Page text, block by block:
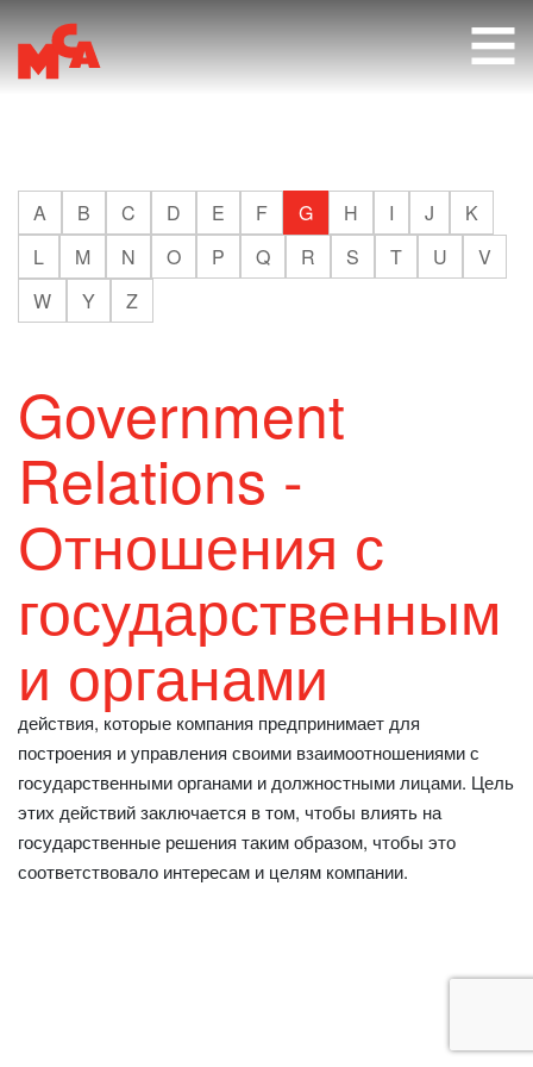
RU
A B C D E F G H I J
K
L
M N O P Q R S T U
V
W
Y Z
Government
Relations -
Отношения с
государственным
и органами
действия, которые компания предпринимает для
построения и управления своими взаимоотношениями с
государственными органами и должностными лицами. Цель
этих действий заключается в том, чтобы влиять на
государственные решения таким образом, чтобы это
соответствовало интересам и целям компании.